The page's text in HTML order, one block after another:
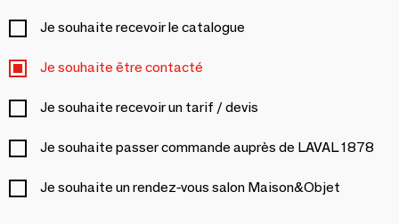
Je souhaite recevoir le catalogue
Je souhaite être contacté
Je souhaite recevoir un tarif / devis
Je souhaite passer commande auprès de LAVAL 1878
Je souhaite un rendez-vous salon Maison&Objet